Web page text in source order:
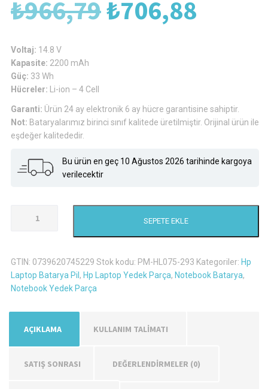
₺966,79Orijinal
₺706,88
Voltaj: 14.8 V
Kapasite: 2200 mAh
Güç: 33 Wh
Hücreler:
Li-ion – 4 Cell
Garanti: Ürün 24 ay elektronik 6 ay hücre garantisine sahiptir.
Not: Bataryalarımız birinci sınıf kalitede üretilmiştir. Orijinal ürün ile
eşdeğer kalitededir.
Bu ürün en geç 10 Ağustos 2026 tarihinde kargoya
verilecektir
Pavilion
Laptop
Batarya
Pil
SEPETE EKLE
GTIN: 0739620745229 Stok kodu: PM-HL075-293 Kategoriler: Hp
Laptop Batarya Pil , Hp Laptop Yedek Parça, Notebook Batarya,
Notebook Yedek Parça
AÇIKLAMA KULLANIM TALİMATI
SATIŞ SONRASI DEĞERLENDIRMELER (0)